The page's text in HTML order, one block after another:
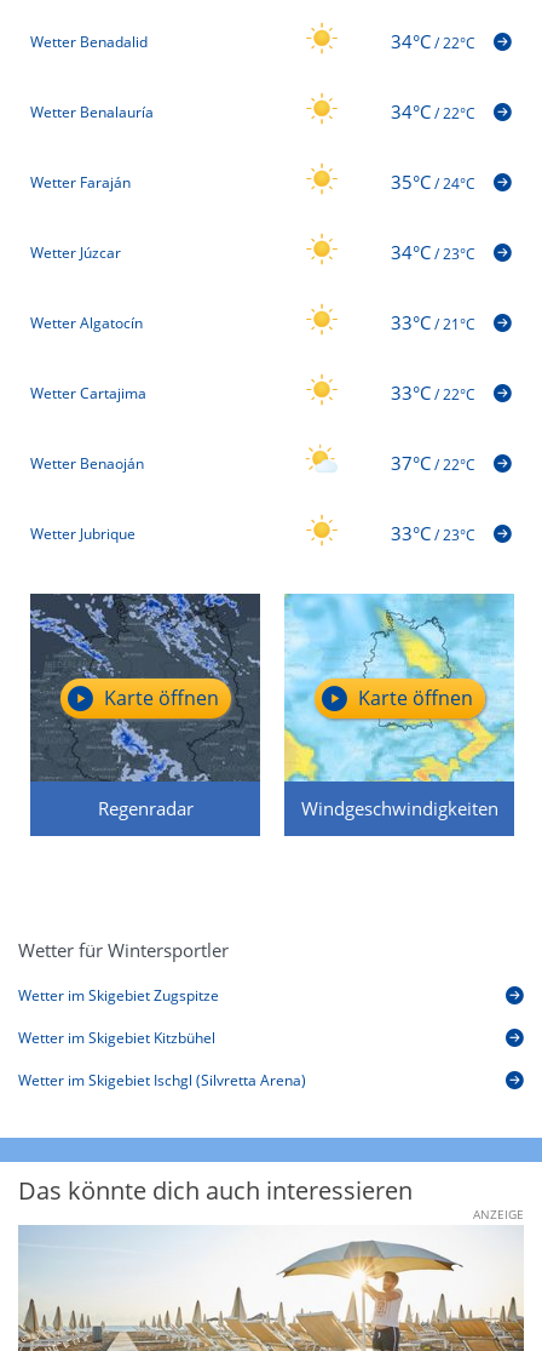
Wetter Benadalid 34°C/22°C
Wetter Benalauría 34°C/22°C
Wetter Faraján 35°C/24°C
Wetter Júzcar 34°C/23°C
Wetter Algatocín 33°C/21°C
Wetter Cartajima 33°C/22°C
Wetter Benaoján 37°C/22°C
Wetter Jubrique 33°C/23°C
Regenradar
Karte öffnen
Windgeschwindigkeiten
Karte öffnen
Wetter für Wintersportler
Wetter im Skigebiet Zugspitze
Wetter im Skigebiet Kitzbühel
Wetter im Skigebiet Ischgl (Silvretta Arena)
Das könnte dich auch interessieren
ANZEIGE